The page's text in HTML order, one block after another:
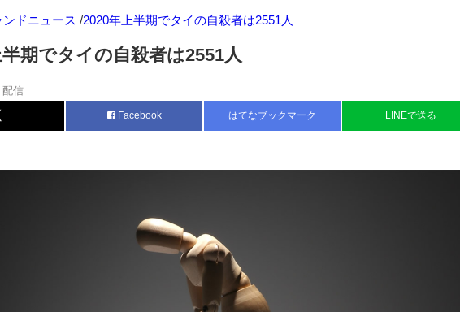
ンドニュース /2020年上半期でタイの自殺者は2551人
期でタイの自殺者は2551人
配信
Facebook はてなブックマーク LINEで送る